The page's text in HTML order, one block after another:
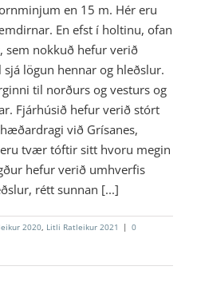
en 15 m. Hér eru
En efst í holtinu, ofan
sem nokkuð hefur verið
lögun hennar og hleðslur.
til norðurs og vesturs og
Fjárhúsið hefur verið stórt
við Grísanes,
tvær tóftir sitt hvoru megin
hefur verið umhverfis
rétt sunnan [...]
2020 Litli Ratleikur 2021 | 0